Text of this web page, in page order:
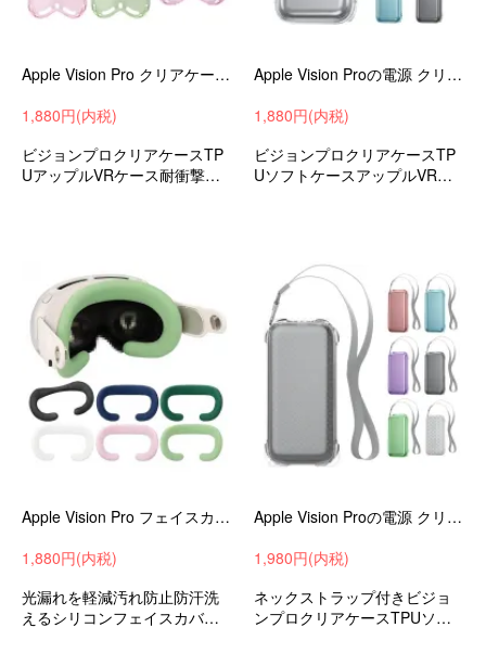
Apple Vision Pro クリアケース 耐衝撃 カバー クリア 透明 ソフト TPU プロテクターカバー 保護ケース/カバー アップル VR
1,880円(内税)
ビジョンプロクリアケースTP
UアップルVRケース耐衝撃ケ
Apple Vision Proの電源 クリアケース 耐衝撃 カバー クリア 透明 TPU ソフトケース カラビナ付き アップル VR / AR 耐衝撃ケース
1,880円(内税)
ビジョンプロクリアケースTP
UソフトケースアップルVRケ
Apple Vision Pro フェイスカバー フェイスクッションカバー シリコン アイマスクパッド アイマスク フェイスマスク アップル VR / AR
1,880円(内税)
光漏れを軽減汚れ防止防汗洗
えるシリコンフェイスカバー
Apple Vision Proの電源 クリアケース 耐衝撃 カバー クリア 透明 TPU ソフトケース カラビナ付き ネックストラップ付き
1,980円(内税)
ネックストラップ付きビジョ
ンプロクリアケースTPUソフ